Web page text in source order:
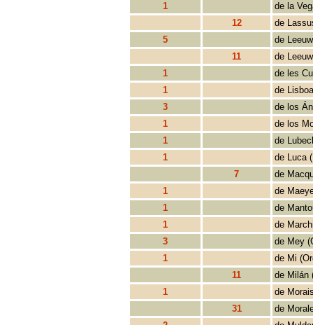
1
de la
12
de
5
de
11
de
1
de les
1
de
3
de los
1
de los
1
de
1
de Luca
7
de
1
de
1
de
1
de
3
de Mey
1
de Mi
11
de Milán
1
de
31
de